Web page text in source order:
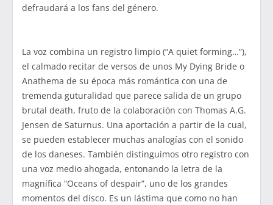
defraudará a los fans del género.
La voz combina un registro limpio (“A quiet forming…”),
el calmado recitar de versos de unos My Dying Bride o
Anathema de su época más romántica con una de
tremenda guturalidad que parece salida de un grupo
brutal death, fruto de la colaboración con Thomas A.G.
Jensen de Saturnus. Una aportación a partir de la cual,
se pueden establecer muchas analogías con el sonido
de los daneses. También distinguimos otro registro con
una voz medio ahogada, entonando la letra de la
magnífica “Oceans of despair”, uno de los grandes
momentos del disco. Es un lástima que como no han